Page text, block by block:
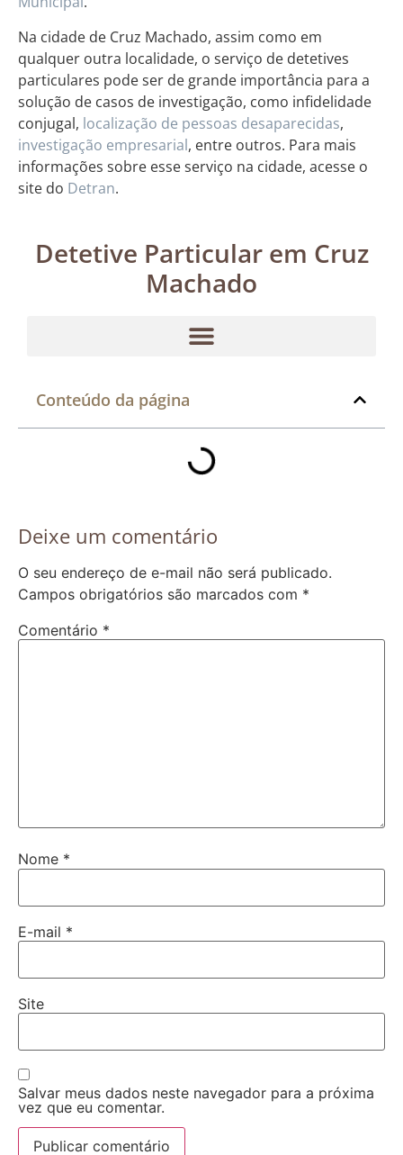
Na cidade de Cruz Machado, assim como em
qualquer outra localidade, o serviço de detetives
particulares pode ser de grande importância para a
solução de casos de investigação, como infidelidade
conjugal, localização de pessoas desaparecidas,
investigação empresarial, entre outros. Para mais
informações sobre esse serviço na cidade, acesse o
site do Detran.
Detetive Particular em Cruz
Machado
Conteúdo da página
Deixe um comentário
O seu endereço de e-mail não será publicado.
Campos obrigatórios são marcados com *
Comentário *
Nome *
E-mail *
Site
Salvar meus dados neste navegador para a próxima
vez que eu comentar.